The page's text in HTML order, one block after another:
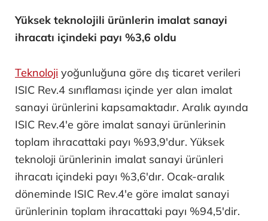
Yüksek teknolojili ürünlerin imalat sanayi
ihracatı içindeki payı %3,6 oldu
Teknoloji yoğunluğuna göre dış ticaret verileri
ISIC Rev.4 sınıflaması içinde yer alan imalat
sanayi ürünlerini kapsamaktadır. Aralık ayında
ISIC Rev.4'e göre imalat sanayi ürünlerinin
toplam ihracattaki payı %93,9'dur. Yüksek
teknoloji ürünlerinin imalat sanayi ürünleri
ihracatı içindeki payı %3,6'dır. Ocak-aralık
döneminde ISIC Rev.4'e göre imalat sanayi
ürünlerinin toplam ihracattaki payı %94,5'dir.